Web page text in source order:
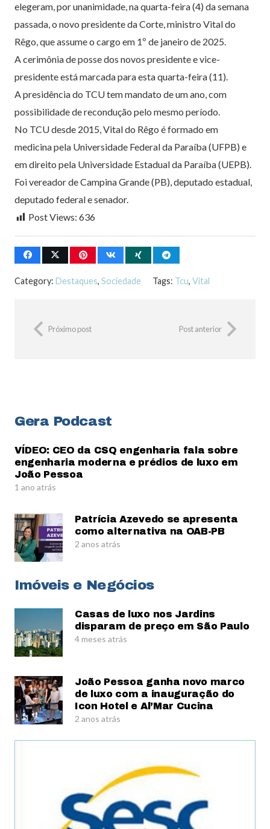
elegeram, por unanimidade, na quarta-feira (4) da semana
passada, o novo presidente da Corte, ministro Vital do
Rêgo, que assume o cargo em 1º de janeiro de 2025.
A cerimônia de posse dos novos presidente e vice-
presidente está marcada para esta quarta-feira (11).
A presidência do TCU tem mandato de um ano, com
possibilidade de recondução pelo mesmo período.
No TCU desde 2015, Vital do Rêgo é formado em
medicina pela Universidade Federal da Paraíba (UFPB) e
em direito pela Universidade Estadual da Paraíba (UEPB).
Foi vereador de Campina Grande (PB), deputado estadual,
deputado federal e senador.
Post Views: 636
Category: Destaques, Sociedade Tags: Tcu,Vital
Próximo post Post anterior
Gera Podcast
VÍDEO: CEO da CSQ engenharia fala sobre
engenharia moderna e prédios de luxo em
João Pessoa
1 ano atrás
Patrícia Azevedo se apresenta
como alternativa na OAB-PB
2 anos atrás
Imóveis e Negócios
Casas de luxo nos Jardins
disparam de preço em São Paulo
4 meses atrás
João Pessoa ganha novo marco
de luxo com a inauguração do
Icon Hotel e Al’Mar Cucina
2 anos atrás